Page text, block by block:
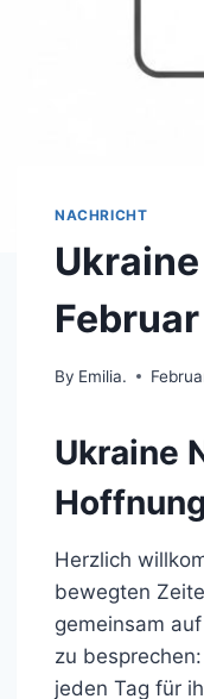
NACHRICHT
By Emilia.
Ukraine
Hoffnung
Herzlich
bewegten
gemeinsam
zu
jeden Tag für